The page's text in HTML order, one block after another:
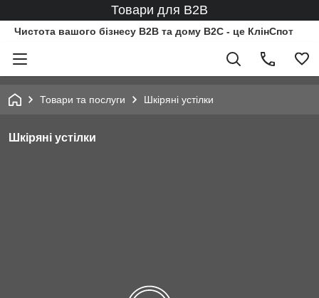
Товари для B2B
Чистота вашого бізнесу B2B та дому B2C - це КлінСпот
Товари та послуги Шкіряні устілки
Шкіряні устілки